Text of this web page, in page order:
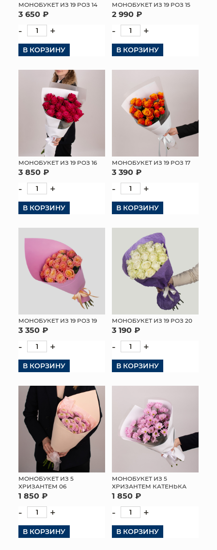
МОНОБУКЕТ ИЗ 19 РОЗ 14
3 650 ₽
- +
В КОРЗИНУ
МОНОБУКЕТ ИЗ 19 РОЗ 15
2 990 ₽
- +
В КОРЗИНУ
МОНОБУКЕТ ИЗ 19 РОЗ 16
3 850 ₽
- +
В КОРЗИНУ
МОНОБУКЕТ ИЗ 19 РОЗ 17
3 390 ₽
- +
В КОРЗИНУ
МОНОБУКЕТ ИЗ 19 РОЗ 19
3 350 ₽
- +
В КОРЗИНУ
МОНОБУКЕТ ИЗ 19 РОЗ 20
3 190 ₽
- +
В КОРЗИНУ
МОНОБУКЕТ ИЗ 5
ХРИЗАНТЕМ 06
1 850 ₽
- +
В КОРЗИНУ
МОНОБУКЕТ ИЗ 5
ХРИЗАНТЕМ КАТЕНЬКА
1 850 ₽
- +
В КОРЗИНУ